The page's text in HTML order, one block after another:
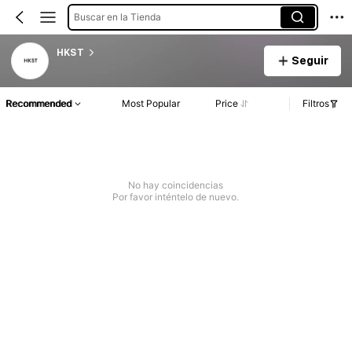
Buscar en la Tienda
HKST
Seguir
Recommended Most Popular Price Filtros
No hay coincidencias
Por favor inténtelo de nuevo.